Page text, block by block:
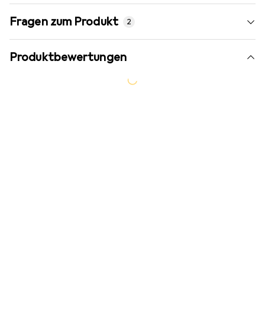
Fragen zum Produkt 2
Produktbewertungen